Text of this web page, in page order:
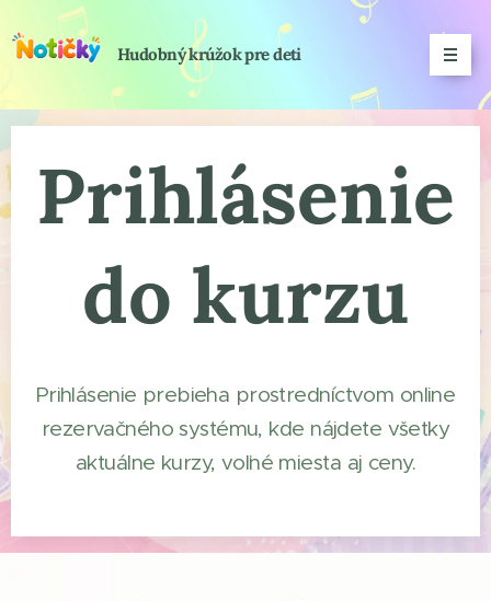
Hudobný krúžok pre deti
Prihlásenie
do kurzu
Prihlásenie prebieha prostredníctvom online
rezervačného systému, kde nájdete všetky
aktuálne kurzy, voľné miesta aj ceny.